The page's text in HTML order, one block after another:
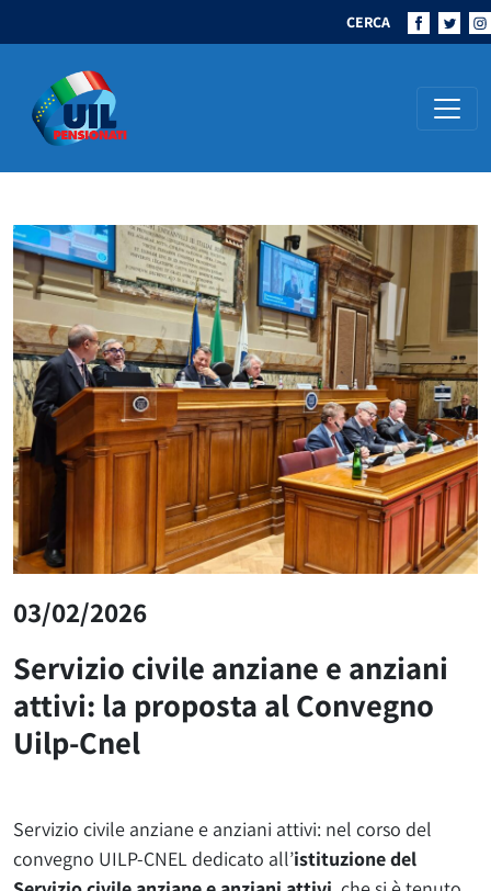
CERCA
Navigazione principale
03/02/2026
Servizio civile anziane e anziani
attivi: la proposta al Convegno
Uilp-Cnel
Servizio civile anziane e anziani attivi: nel corso del
convegno UILP-CNEL dedicato all’istituzione del